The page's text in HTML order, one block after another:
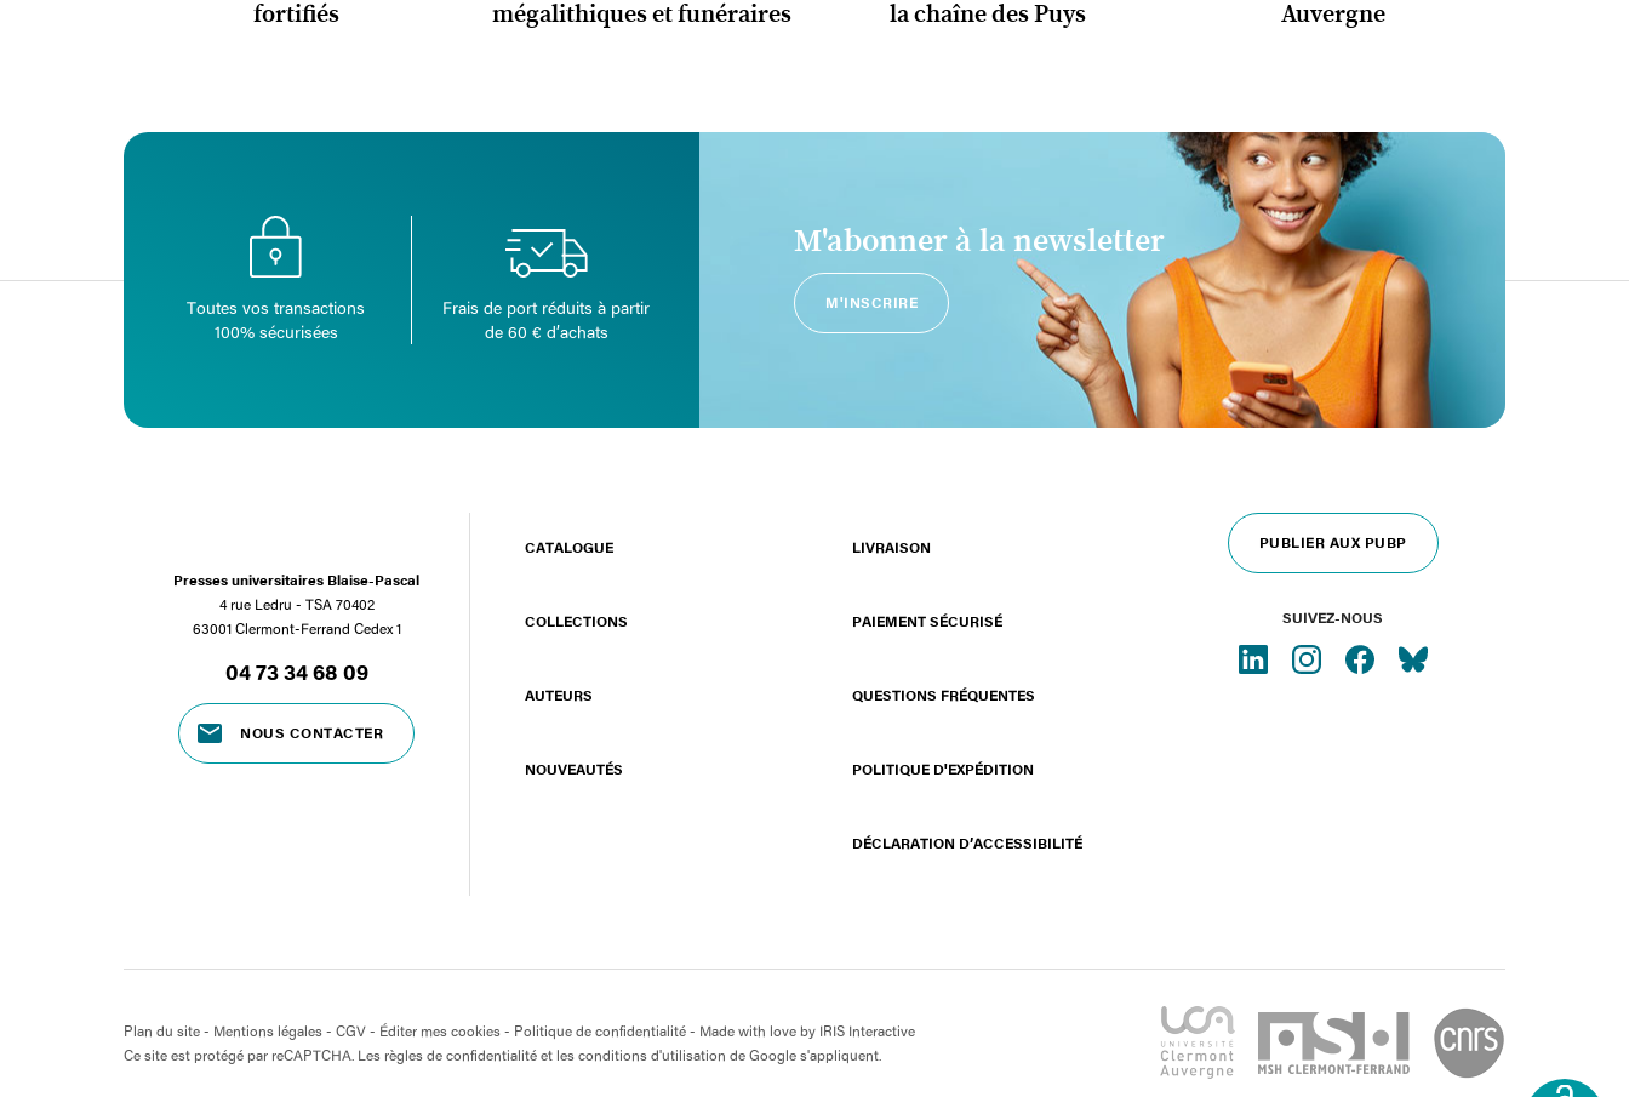
fortifiés
mégalithiques et funéraires
la chaîne des Puys
Auvergne
Toutes vos transactions
100% sécurisées
Frais de port réduits à partir
de 60 € d’achats
M'abonner à la newsletter
M'INSCRIRE
Presses universitaires Blaise-Pascal
4 rue Ledru - TSA 70402
63001 Clermont-Ferrand Cedex 1
04 73 34 68 09
NOUS CONTACTER
CATALOGUE
COLLECTIONS
AUTEURS
NOUVEAUTÉS
LIVRAISON
PAIEMENT SÉCURISÉ
QUESTIONS FRÉQUENTES
POLITIQUE D'EXPÉDITION
DÉCLARATION D’ACCESSIBILITÉ
PUBLIER AUX PUBP
SUIVEZ-NOUS
Plan du site- Mentions légales- CGV- Éditer mes cookies- Politique de confidentialité- Made with love by IRIS Interactive
Ce site est protégé par reCAPTCHA. Les règles de confidentialité et les conditions d'utilisation de Google s'appliquent.